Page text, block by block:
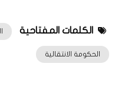
الكلمات المفتاحية
الحكومة الانتقالية